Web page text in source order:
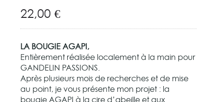
22,00€
LA BOUGIE AGAPI,
Entièrement réalisée localement à la main pour
GANDELIN PASSIONS.
Après plusieurs mois de recherches et de mise
au point, je vous présente mon projet : la
bougie AGAPI à la cire d’abeille et aux